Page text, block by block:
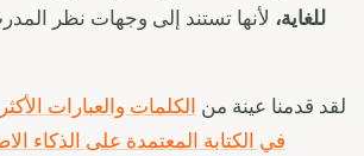
للغاية، لأنها تستند إلى وجهات نظر
لقد قدمنا عينة من الكلمات والعبارات
في الكتابة المعتمدة على الذكاء